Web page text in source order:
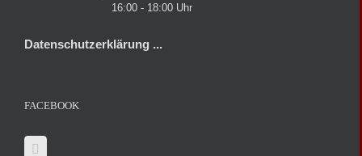
16:00 - 18:00 Uhr
Datenschutzerklärung ...
FACEBOOK